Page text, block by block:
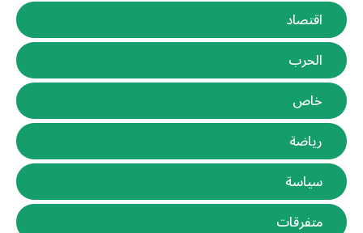
اقتصاد
الحرب
خاص
رياضة
سياسة
متفرقات